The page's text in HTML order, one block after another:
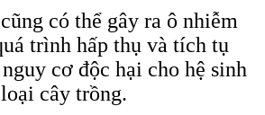
có thể gây ra ô nhiễm
trình hấp thụ và tích tụ
cơ độc hại cho hệ sinh
cây trồng.